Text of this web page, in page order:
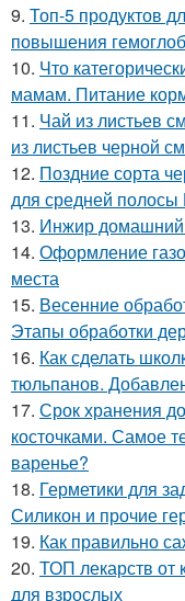
9. Топ-5 продуктов
повышения
10. Что
мамам. Питание
11. Чай из листьев
из листьев черной
12. Поздние сорта
для средней полосы
13. Инжир домашний
14. Оформление
места
15. Весенние
Этапы обработки
16. Как сделать
тюльпанов.
17. Срок хранения
косточками. Самое
варенье?
18. Герметики для
Силикон и прочие
19. Как правильно
20. ТОП лекарств
для взрослых